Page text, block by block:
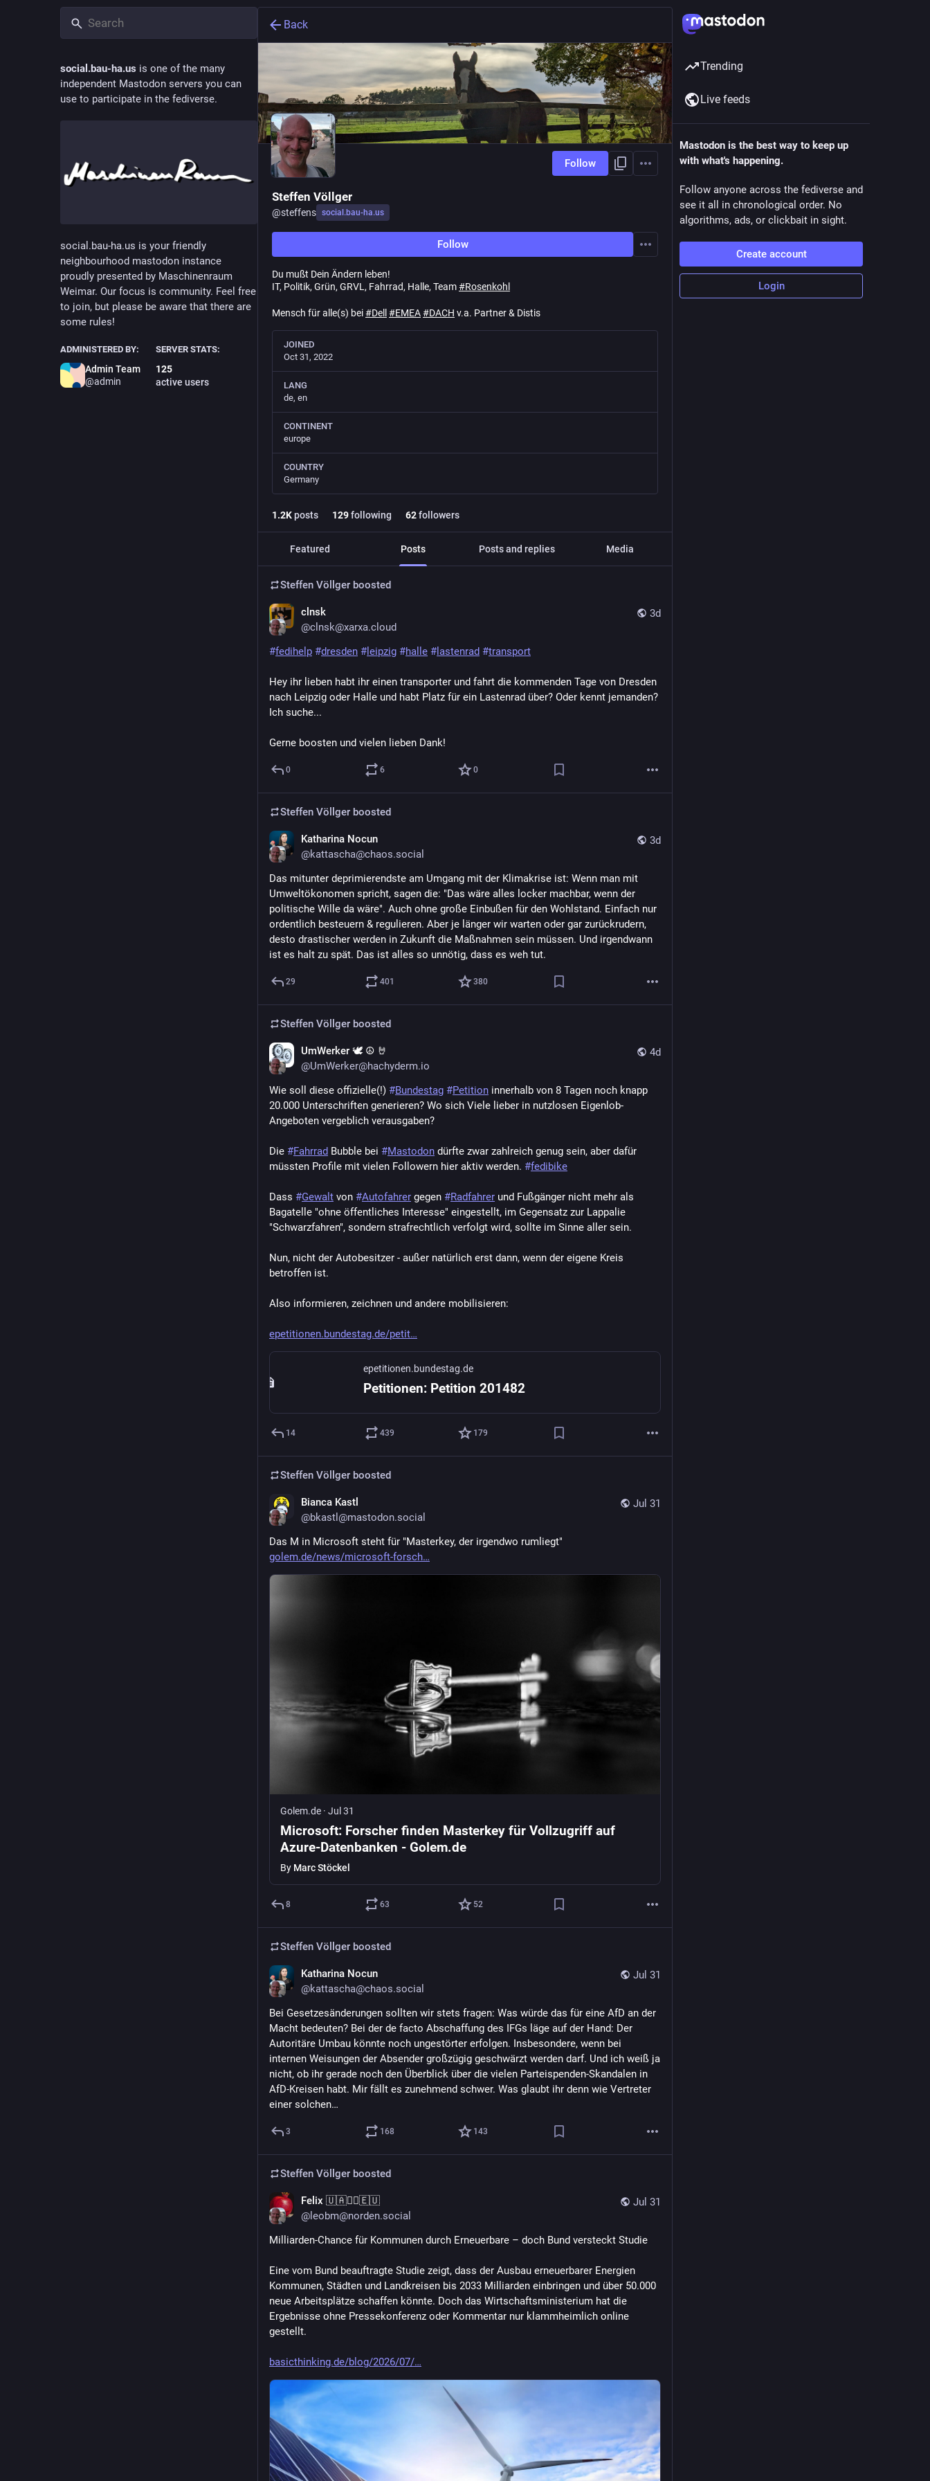
social.bau-ha.us is one of the many
independent Mastodon servers you can
use to participate in the fediverse.
social.bau-ha.us is your friendly
neighbourhood mastodon instance
proudly presented by Maschinenraum
Weimar. Our focus is community. Feel free
to join, but please be aware that there are
some rules!
ADMINISTERED BY:
Admin Team
@admin
SERVER STATS:
125
active users
Back
Follow
Steffen Völlger
@steffens social.bau-ha.us
Follow
Du mußt Dein Ändern leben!
IT, Politik, Grün, GRVL, Fahrrad, Halle, Team#Rosenkohl
Mensch für alle(s) bei#Dell #EMEA#DACH v.a. Partner & Distis
JOINED
Oct 31, 2022
LANG
de, en
CONTINENT
europe
COUNTRY
Germany
1.2Kposts 129following 62followers
Featured Posts Posts and replies Media
Steffen Völlger boosted
3d
clnsk
@clnsk@xarxa.cloud
#fedihelp #dresden # leipzig #halle # lastenrad #transport
Hey ihr lieben habt ihr einen transporter und fahrt die kommenden Tage von Dresden
nach Leipzig oder Halle und habt Platz für ein Lastenrad über? Oder kennt jemanden?
Ich suche...
Gerne boosten und vielen lieben Dank!
0 6 0
Steffen Völlger boosted
3d
Katharina Nocun
@kattascha@chaos.social
Das mitunter deprimierendste am Umgang mit der Klimakrise ist: Wenn man mit
Umweltökonomen spricht, sagen die: "Das wäre alles locker machbar, wenn der
politische Wille da wäre". Auch ohne große Einbußen für den Wohlstand. Einfach nur
ordentlich besteuern & regulieren. Aber je länger wir warten oder gar zurückrudern,
desto drastischer werden in Zukunft die Maßnahmen sein müssen. Und irgendwann
ist es halt zu spät. Das ist alles so unnötig, dass es weh tut.
29 401 380
Steffen Völlger boosted
4d
UmWerker 🕊 ☮️ 🤘
@UmWerker@hachyderm.io
Wie soll diese offizielle(!) #Bundestag #Petition innerhalb von 8 Tagen noch knapp
20.000 Unterschriften generieren? Wo sich Viele lieber in nutzlosen Eigenlob-
Angeboten vergeblich verausgaben?
Die #Fahrrad Bubble bei #Mastodon dürfte zwar zahlreich genug sein, aber dafür
müssten Profile mit vielen Followern hier aktiv werden. #fedibike
Dass #Gewalt von #Autofahrer gegen #Radfahrer und Fußgänger nicht mehr als
Bagatelle "ohne öffentliches Interesse" eingestellt, im Gegensatz zur Lappalie
"Schwarzfahren", sondern strafrechtlich verfolgt wird, sollte im Sinne aller sein.
Nun, nicht der Autobesitzer - außer natürlich erst dann, wenn der eigene Kreis
betroffen ist.
Also informieren, zeichnen und andere mobilisieren:
epetitionen.bundestag.de/petit
epetitionen.bundestag.de
Petitionen: Petition 201482
14 439 179
Steffen Völlger boosted
Jul 31
Bianca Kastl
@bkastl@mastodon.social
Das M in Microsoft steht für "Masterkey, der irgendwo rumliegt"
golem.de/news/microsoft-forsch
Golem.de · Jul 31
Microsoft: Forscher finden Masterkey für Vollzugriff auf
Azure-Datenbanken - Golem.de
By Marc Stöckel
8 63 52
Steffen Völlger boosted
Jul 31
Katharina Nocun
@kattascha@chaos.social
Bei Gesetzesänderungen sollten wir stets fragen: Was würde das für eine AfD an der
Macht bedeuten? Bei der de facto Abschaffung des IFGs läge auf der Hand: Der
Autoritäre Umbau könnte noch ungestörter erfolgen. Insbesondere, wenn bei
internen Weisungen der Absender großzügig geschwärzt werden darf. Und ich weiß ja
nicht, ob ihr gerade noch den Überblick über die vielen Parteispenden-Skandalen in
AfD-Kreisen habt. Mir fällt es zunehmend schwer. Was glaubt ihr denn wie Vertreter
einer solchen…
3 168 143
Steffen Völlger boosted
Jul 31
Felix 🇺🇦🚴‍♂️🇪🇺
@leobm@norden.social
Milliarden-Chance für Kommunen durch Erneuerbare – doch Bund versteckt Studie
Eine vom Bund beauftragte Studie zeigt, dass der Ausbau erneuerbarer Energien
Kommunen, Städten und Landkreisen bis 2033 Milliarden einbringen und über 50.000
neue Arbeitsplätze schaffen könnte. Doch das Wirtschaftsministerium hat die
Ergebnisse ohne Pressekonferenz oder Kommentar nur klammheimlich online
gestellt.
basicthinking.de/blog/2026/07/
Trending
Live feeds
Mastodon is the best way to keep up
with what's happening.
Follow anyone across the fediverse and
see it all in chronological order. No
algorithms, ads, or clickbait in sight.
Create account
Login